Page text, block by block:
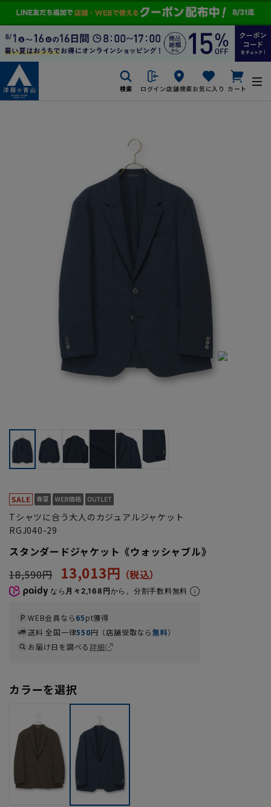
検索 ログイン店舗検索お気に入り カート
Tシャツに合う大人のカジュアルジャケット
RGJ040-29
スタンダードジャケット《ウォッシャブル》
18,590円
13,013円
なら 月々2,168円から。分割手数料無料
WEB会員なら65pt獲得
送料 全国一律550円（店舗受取なら無料）
お届け日を調べる詳細
カラーを選択